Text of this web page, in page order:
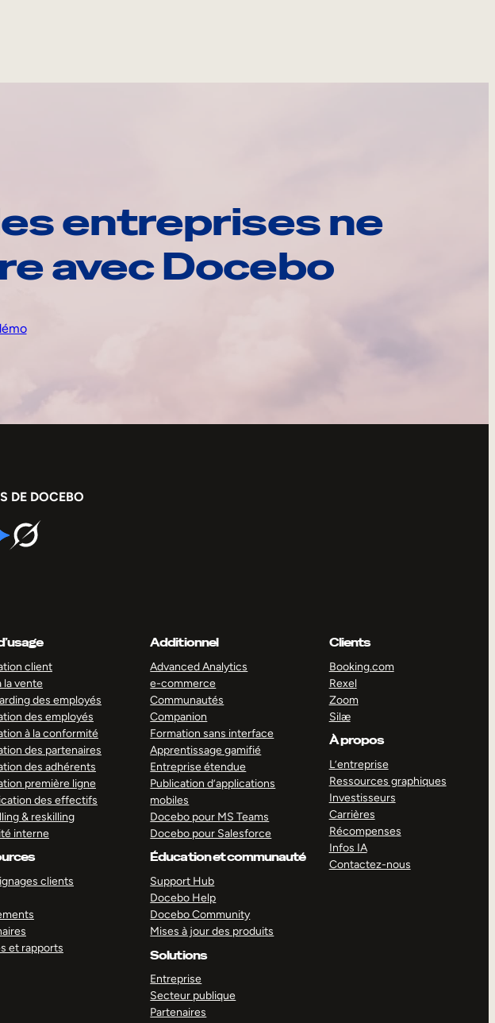
entreprises ne
avec Docebo
DE DOCEBO
client
la vente
des employés
des employés
à la conformité
des partenaires
des adhérents
première ligne
des effectifs
& reskilling
interne
clients
et rapports
Additionnel
Advanced Analytics
e-commerce
Communautés
Companion
Formation sans interface
Apprentissage gamifié
Entreprise étendue
Publication d’applications
mobiles
Docebo pour MS Teams
Docebo pour Salesforce
Éducation et communauté
Support Hub
Docebo Help
Docebo Community
Mises à jour des produits
Solutions
Entreprise
Secteur publique
Partenaires
Clients
Booking.com
Rexel
Zoom
Silæ
À propos
L’entreprise
Ressources graphiques
Investisseurs
Carrières
Récompenses
Infos IA
Contactez-nous